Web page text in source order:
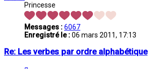
Princesse
Messages :6067
Enregistré le :06 mars 2011, 17:13
Re: Les verbes par ordre alphabétique